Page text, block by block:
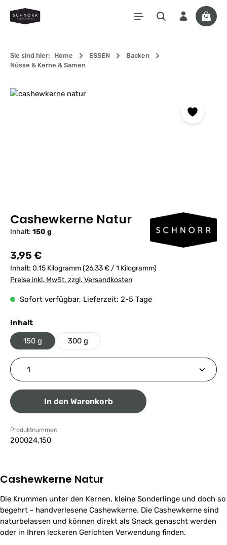
Zum Hauptinhalt springen
Sie sind hier: Home ESSEN
Backen
Nüsse & Kerne & Samen
Bildergalerie überspringen
Cashewkerne Natur
Inhalt: 150 g
Regulärer Preis:
3,95 €
Inhalt: 0.15 Kilogramm(26,33 € / 1 Kilogramm)
Preise inkl. MwSt. zzgl. Versandkosten
Sofort verfügbar, Lieferzeit: 2-5 Tage
Inhaltauswählen
150 g 300 g
Produkt Anzahl: Gib den gewünschten Wert ein
In den Warenkorb
Produktnummer:
200024.150
Cashewkerne Natur
Die Krummen unter den Kernen, kleine Sonderlinge und doch so
begehrt - handverlesene Cashewkerne. Die Cashewkerne sind
naturbelassen und können direkt als Snack genascht werden
oder in Ihren leckeren Gerichten Verwendung finden.